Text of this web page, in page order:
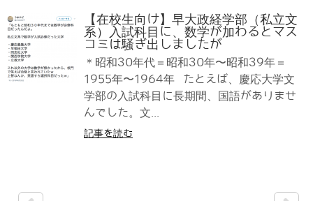
【在校生向け】早大政経学部（私立文
系）入試科目に、数学が加わるとマス
コミは騒ぎ出しましたが
＊昭和30年代＝昭和30年〜昭和39年＝
1955年〜1964年 たとえば、慶応大学文
学部の入試科目に長期間、国語がありませ
んでした。文...
記事を読む